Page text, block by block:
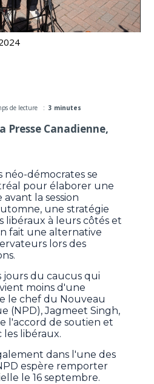
de lecture :3 minutes
Presse Canadienne,
néo-démocrates se
pour élaborer une
la session
une stratégie
libéraux à leurs côtés et
fait une alternative
lors des
jours du caucus qui
moins d'une
le chef du Nouveau
(NPD), Jagmeet Singh,
l'accord de soutien et
les libéraux.
dans l'une des
espère remporter
le 16 septembre.